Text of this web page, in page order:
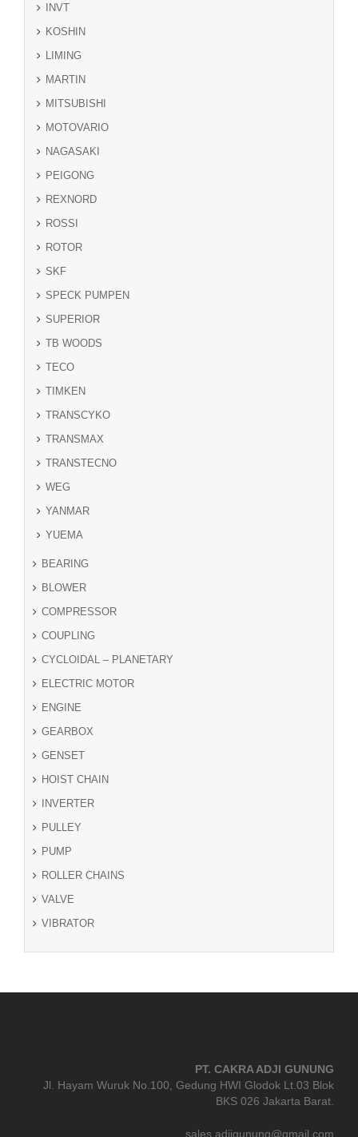
INVT
KOSHIN
LIMING
MARTIN
MITSUBISHI
MOTOVARIO
NAGASAKI
PEIGONG
REXNORD
ROSSI
ROTOR
SKF
SPECK PUMPEN
SUPERIOR
TB WOODS
TECO
TIMKEN
TRANSCYKO
TRANSMAX
TRANSTECNO
WEG
YANMAR
YUEMA
BEARING
BLOWER
COMPRESSOR
COUPLING
CYCLOIDAL – PLANETARY
ELECTRIC MOTOR
ENGINE
GEARBOX
GENSET
HOIST CHAIN
INVERTER
PULLEY
PUMP
ROLLER CHAINS
VALVE
VIBRATOR
PT. CAKRA ADJI GUNUNG
Jl. Hayam Wuruk No.100, Gedung HWI Glodok Lt.03 Blok
BKS 026 Jakarta Barat.
sales.adjigunung@gmail.com